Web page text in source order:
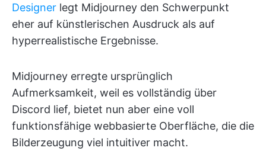
Designer legt Midjourney den Schwerpunkt
eher auf künstlerischen Ausdruck als auf
hyperrealistische Ergebnisse.
Midjourney erregte ursprünglich
Aufmerksamkeit, weil es vollständig über
Discord lief, bietet nun aber eine voll
funktionsfähige webbasierte Oberfläche, die die
Bilderzeugung viel intuitiver macht.